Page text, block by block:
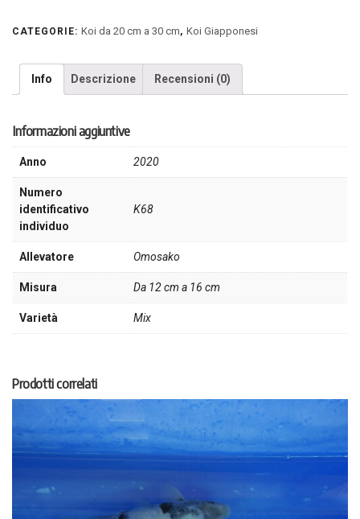
Omosako
CATEGORIE: Koi da 20 cm a 30 cm, Koi Giapponesi
Info Descrizione Recensioni (0)
Informazioni aggiuntive
Anno 2020
Numero
identificativo
individuo
K68
Allevatore Omosako
Misura Da 12 cm a 16 cm
Varietà Mix
Prodotti correlati